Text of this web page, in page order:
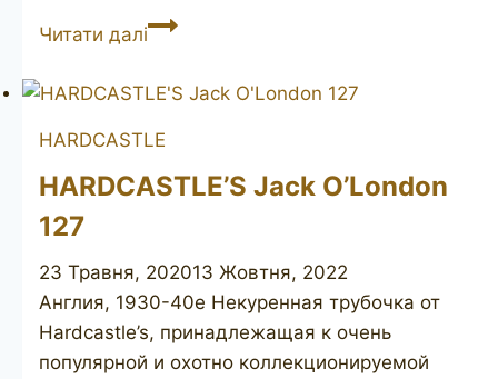
Читати даліHARDCASTLE’S
Curacao;
A.
(unsmoked)
HARDCASTLE
HARDCASTLE’S Jack O’London
127
23 Травня, 202013 Жовтня, 2022
Англия, 1930-40е Некуренная трубочка от
Hardcastle’s, принадлежащая к очень
популярной и охотно коллекционируемой